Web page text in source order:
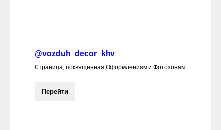
@vozduh_decor_khv
Страница, посвященная Оформлениям и Фотозонам
Перейти